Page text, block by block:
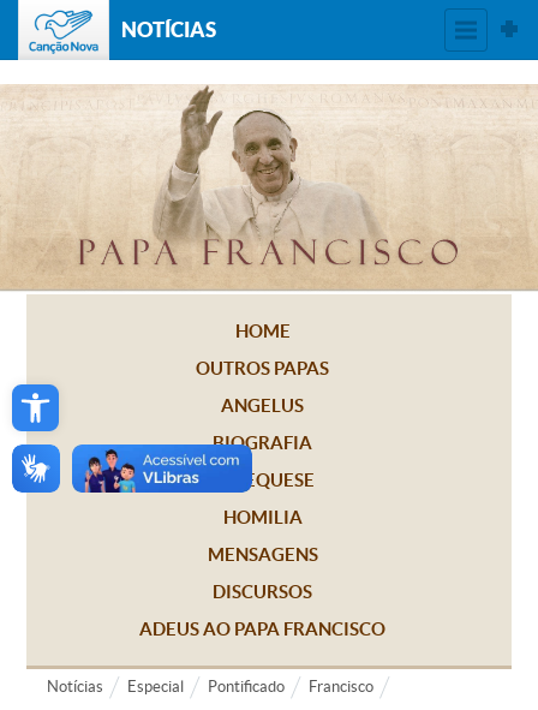
Open toolbar
NOTÍCIAS
HOME
OUTROS PAPAS
ANGELUS
BIOGRAFIA
CATEQUESE
HOMILIA
MENSAGENS
DISCURSOS
ADEUS AO PAPA FRANCISCO
Notícias Especial Pontificado Francisco